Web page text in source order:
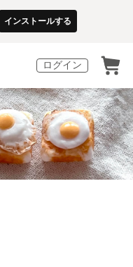
インストールする
ログイン